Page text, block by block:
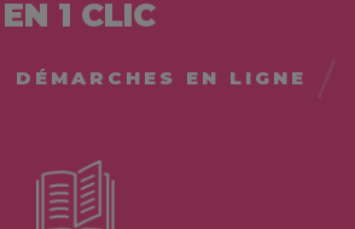
EN 1 CLIC
DÉMARCHES EN LIGNE